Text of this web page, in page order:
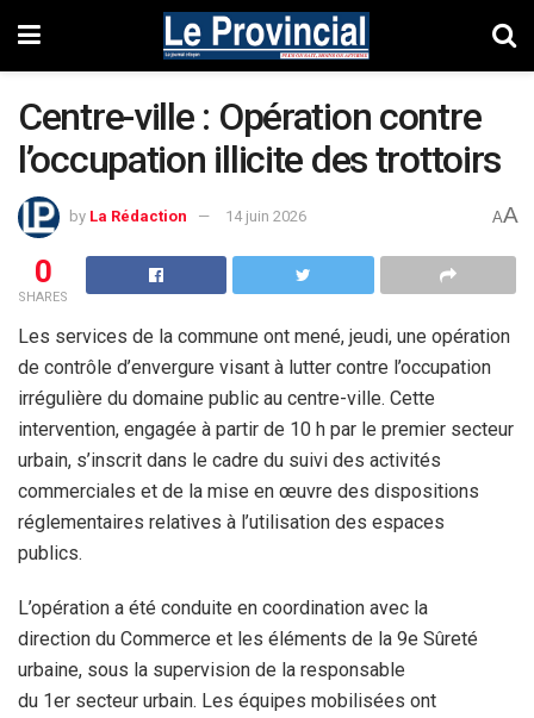
Centre-ville : Opération contre
l’occupation illicite des trottoirs
by La Rédaction 14 juin 2026 AA
0
SHARES
Les services de la commune ont mené, jeudi, une opération
de contrôle d’envergure visant à lutter contre l’occupation
irrégulière du domaine public au centre-ville. Cette
intervention, engagée à partir de 10 h par le premier secteur
urbain, s’inscrit dans le cadre du suivi des activités
commerciales et de la mise en œuvre des dispositions
réglementaires relatives à l’utilisation des espaces
publics.
L’opération a été conduite en coordination avec la
direction du Commerce et les éléments de la 9e Sûreté
urbaine, sous la supervision de la responsable
du 1er secteur urbain. Les équipes mobilisées ont